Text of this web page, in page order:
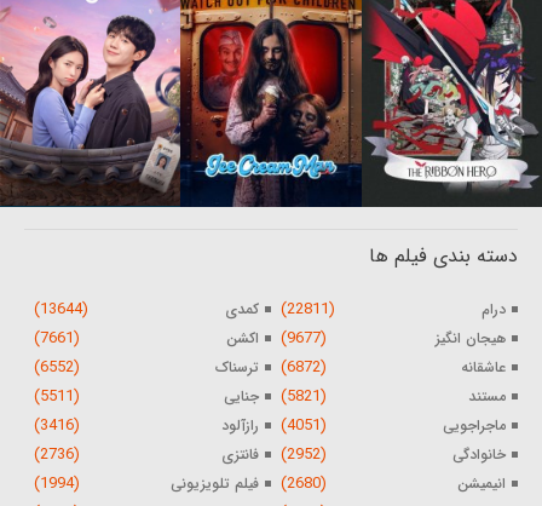
دسته بندی فیلم ها
درام (22811) کمدی (13644)
هیجان انگیز (9677) اکشن (7661)
عاشقانه (6872) ترسناک (6552)
مستند (5821) جنایی (5511)
ماجراجویی (4051) رازآلود (3416)
خانوادگی (2952) فانتزی (2736)
انیمیشن (2680) فیلم تلویزیونی (1994)